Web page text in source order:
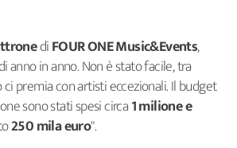
diFOUR ONE Music&Events,
anno in anno. Non è stato facile, tra
premia con artisti eccezionali. Il budget
sono stati spesi circa1 milione e
250 mila euro".